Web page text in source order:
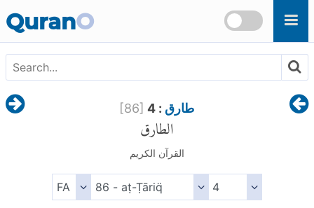
QuranO
[86] طارق : 4
الطارق
القرآن الكريم